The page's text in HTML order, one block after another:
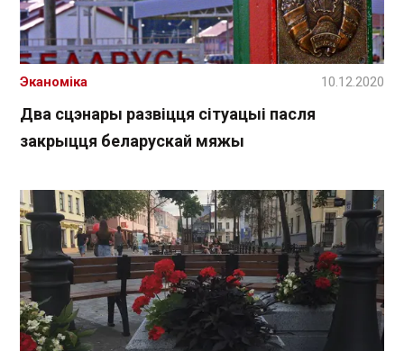
Два сцэнары развіцця сітуацыі пасля
закрыцця беларускай мяжы
Эканоміка 10.12.2020